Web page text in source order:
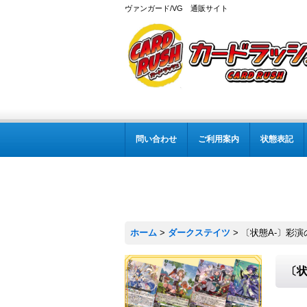
ヴァンガード/VG 通販サイト
問い合わせ ご利用案内 状態表記
ホーム > ダークステイツ > 〔状態A-〕彩
〔